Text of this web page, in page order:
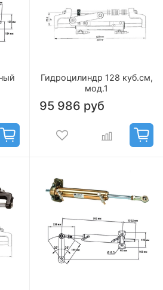
Гидроцилиндр 128 куб.см,
мод.1
95 986 руб